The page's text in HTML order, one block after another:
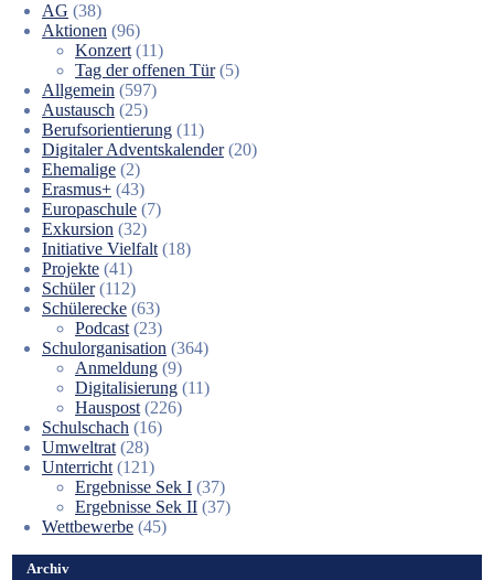
AG (38)
Aktionen (96)
Konzert (11)
Tag der offenen Tür(5)
Allgemein (597)
Austausch (25)
Berufsorientierung (11)
Digitaler Adventskalender(20)
Ehemalige (2)
Erasmus+ (43)
Europaschule (7)
Exkursion (32)
Initiative Vielfalt (18)
Projekte (41)
Schüler(112)
Schülerecke (63)
Podcast (23)
Schulorganisation (364)
Anmeldung (9)
Digitalisierung (11)
Hauspost (226)
Schulschach (16)
Umweltrat (28)
Unterricht (121)
Ergebnisse Sek I (37)
Ergebnisse Sek II (37)
Wettbewerbe (45)
Archiv